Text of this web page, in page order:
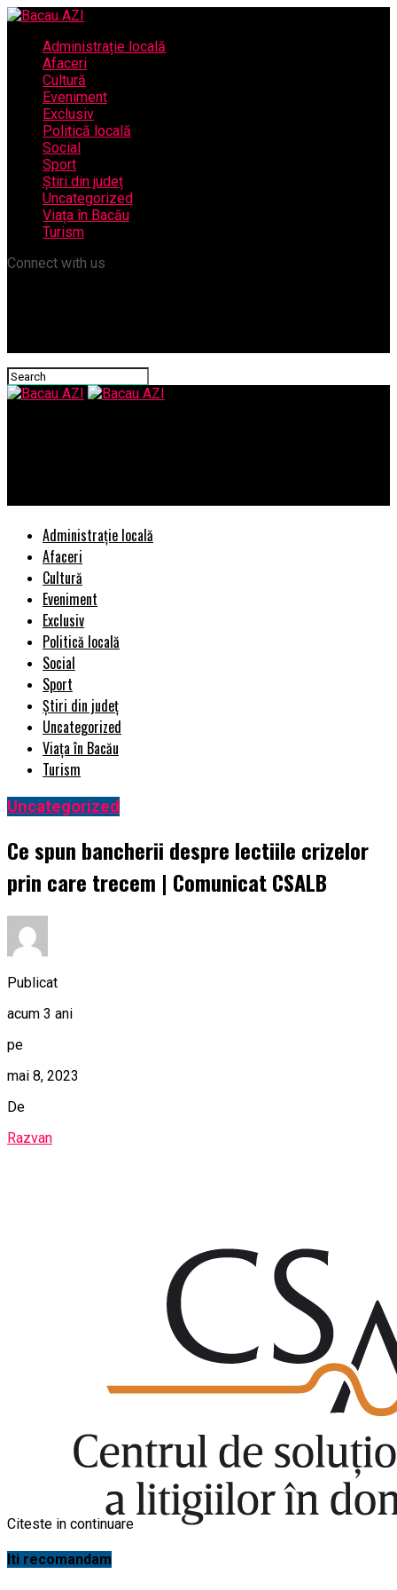
Administrație locală
Afaceri
Cultură
Eveniment
Exclusiv
Politică locală
Social
Sport
Știri din județ
Uncategorized
Viața în Bacău
Turism
Connect with us
Administrație locală
Afaceri
Cultură
Eveniment
Exclusiv
Politică locală
Social
Sport
Știri din județ
Uncategorized
Viața în Bacău
Turism
Uncategorized
Ce spun bancherii despre lectiile crizelor
prin care trecem | Comunicat CSALB
Publicat
acum 3 ani
pe
mai 8, 2023
De
Razvan
Citeste in continuare
Iti recomandam